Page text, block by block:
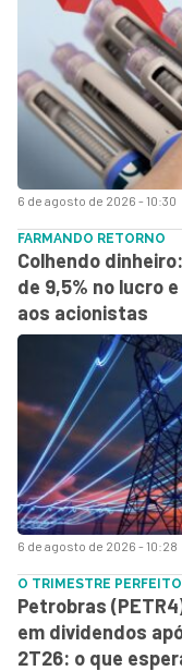
6 de agosto de 2026 - 10:30
6 de agosto de 2026 - 10:28
FARMANDO RETORNO
Colhendo
de 9,5% no lucro
aos acionistas
O TRIMESTRE
Petrobras
em dividendos
2T26: o que